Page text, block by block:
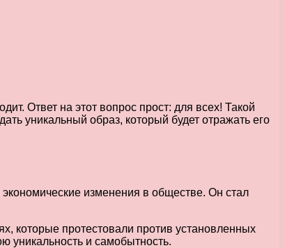
Ответ на этот вопрос прост: для всех! Такой
уникальный образ, который будет отражать его
изменения в обществе. Он стал
которые протестовали против установленных
уникальность и самобытность.